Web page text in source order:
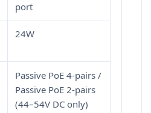
port
24W
Passive PoE 4-pairs /
Passive PoE 2-pairs
(44–54V DC only)